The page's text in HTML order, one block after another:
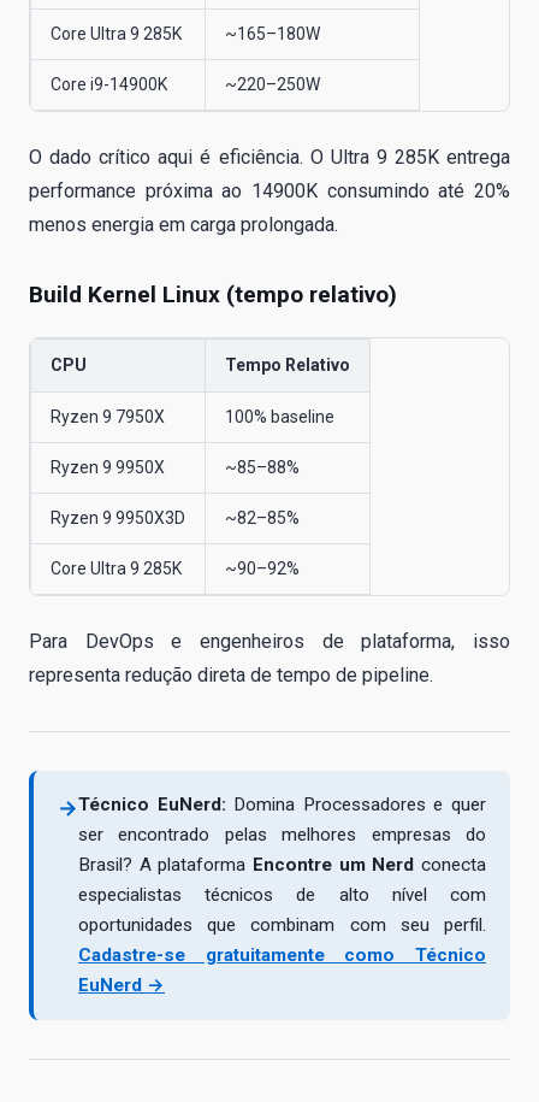
Core Ultra 9 285K ~165–180W
Core i9-14900K ~220–250W
O dado crítico aqui é eficiência. O Ultra 9 285K entrega
performance próxima ao 14900K consumindo até 20%
menos energia em carga prolongada.
Build Kernel Linux (tempo relativo)
CPU Tempo Relativo
Ryzen 9 7950X 100% baseline
Ryzen 9 9950X ~85–88%
Ryzen 9 9950X3D ~82–85%
Core Ultra 9 285K ~90–92%
Para DevOps e engenheiros de plataforma, isso
representa redução direta de tempo de pipeline.
→Técnico EuNerd: Domina Processadores e quer
ser encontrado pelas melhores empresas do
Brasil? A plataforma Encontre um Nerd conecta
especialistas técnicos de alto nível com
oportunidades que combinam com seu perfil.
Cadastre-se gratuitamente como Técnico
EuNerd →